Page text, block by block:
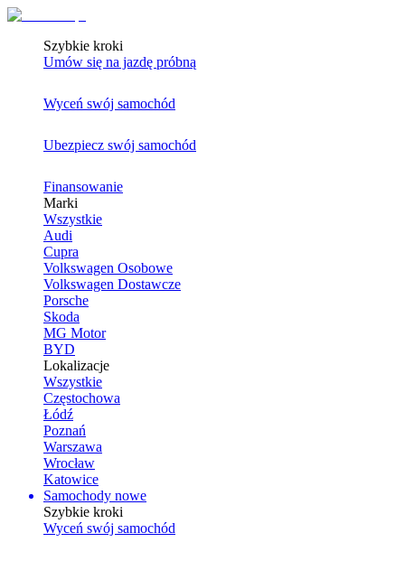
Szybkie kroki
Umów się na jazdę próbną
Wyceń swój samochód
Ubezpiecz swój samochód
Finansowanie
Marki
Wszystkie
Audi
Cupra
Volkswagen Osobowe
Volkswagen Dostawcze
Porsche
Skoda
MG Motor
BYD
Lokalizacje
Wszystkie
Częstochowa
Łódź
Poznań
Warszawa
Wrocław
Katowice
Samochody nowe
Szybkie kroki
Wyceń swój samochód